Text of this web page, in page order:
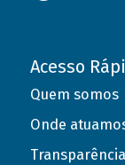
Acesso
Quem somos
Onde
Transparência